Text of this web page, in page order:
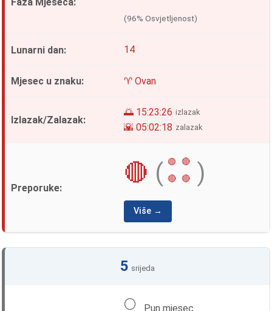
(96% Osvjetljenost)
14
♈ Ovan
🌅 15:23:26 izlazak
🌇 05:02:18 zalazak
🔴 ( 🟢
🔴
🔴
🔴 )
Više →
5 srijeda
🌕 Pun mjesec